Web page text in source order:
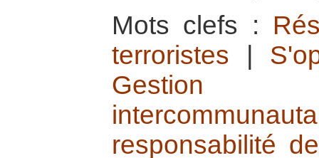
Mots clefs :
terroristes
Gestion
responsabilité